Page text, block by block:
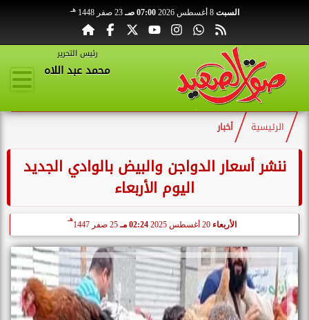
السبت 8 أغسطس 2026 07:00 صـ 23 صفر 1448 هـ
رئيس التحرير
محمد عبد اللاه
الرئيسية أخبار
ننشر أسعار الدواجن والبيض بالوادي الجديد
اليوم الأربعاء
الأربعاء 20 أغسطس 2025 02:24 مـ 25 صفر 1447
هـ